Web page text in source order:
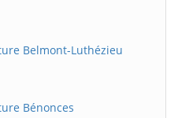
Belmont-Luthézieu
Bénonces